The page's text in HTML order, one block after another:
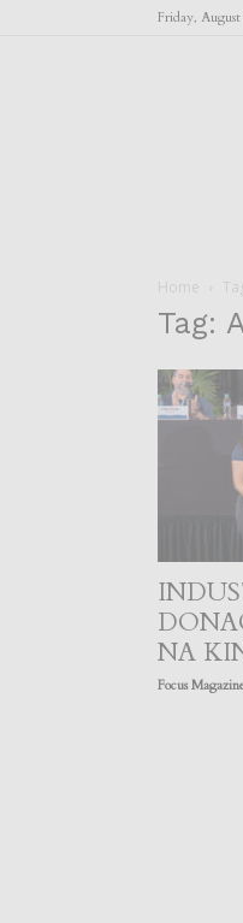
Friday,
Home
Tag:
NA
Focus